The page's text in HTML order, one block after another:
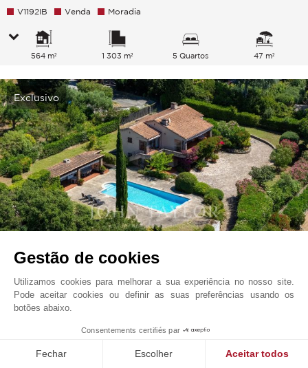
V1192IB Venda Moradia
564 m² 1 303 m² 5 Quartos 47 m²
Exclusivo
Riviera Francesa, França
V2220ST
165 m² 8 Assoalhadas
Gestão de cookies
Utilizamos cookies para melhorar a sua experiência no nosso site.
Pode aceitar cookies ou definir as suas preferências usando os
botões abaixo.
Consentements certifiés par
Fechar Escolher Aceitar todos